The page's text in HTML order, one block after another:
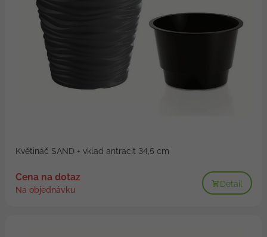
Květináč SAND + vklad antracit 34,5 cm
Cena na dotaz
Na objednávku
Detail